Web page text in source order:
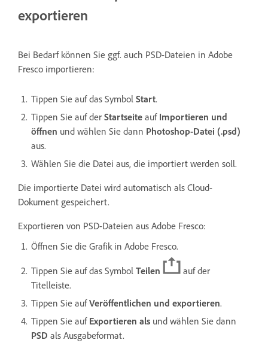
exportieren
Bei Bedarf können Sie ggf. auch PSD-Dateien in Adobe
Fresco importieren:
Tippen Sie auf das Symbol Start.
Tippen Sie auf der Startseite auf Importieren und
öffnen und wählen Sie dann Photoshop-Datei (.psd)
aus.
Wählen Sie die Datei aus, die importiert werden soll.
Die importierte Datei wird automatisch als Cloud-
Dokument gespeichert.
Exportieren von PSD-Dateien aus Adobe Fresco:
Öffnen Sie die Grafik in Adobe Fresco.
Tippen Sie auf das Symbol Teilen
auf der
Titelleiste.
Tippen Sie aufVeröffentlichen und exportieren.
Tippen Sie auf Exportieren als und wählen Sie dann
PSD als Ausgabeformat.